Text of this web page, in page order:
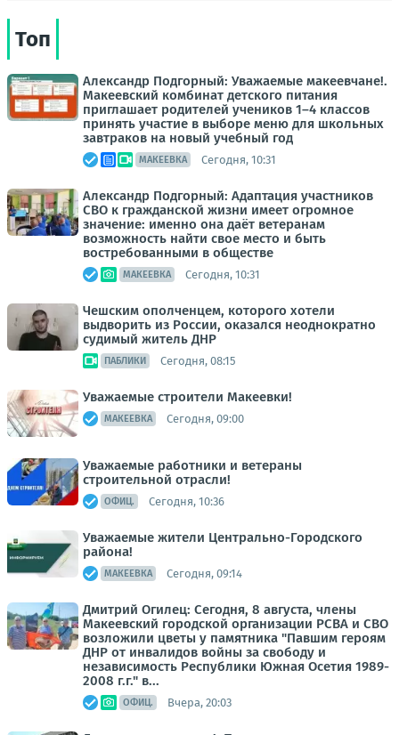
Топ
Александр Подгорный: Уважаемые макеевчане!.
Макеевский комбинат детского питания
приглашает родителей учеников 1–4 классов
принять участие в выборе меню для школьных
завтраков на новый учебный год
МАКЕЕВКА Сегодня, 10:31
Александр Подгорный: Адаптация участников
СВО к гражданской жизни имеет огромное
значение: именно она даёт ветеранам
возможность найти свое место и быть
востребованными в обществе
МАКЕЕВКА Сегодня, 10:31
Чешским ополченцем, которого хотели
выдворить из России, оказался неоднократно
судимый житель ДНР
ПАБЛИКИ Сегодня, 08:15
Уважаемые строители Макеевки!
МАКЕЕВКА Сегодня, 09:00
Уважаемые работники и ветераны
строительной отрасли!
ОФИЦ. Сегодня, 10:36
Уважаемые жители Центрально-Городского
района!
МАКЕЕВКА Сегодня, 09:14
Дмитрий Огилец: Сегодня, 8 августа, члены
Макеевский городской организации РСВА и СВО
возложили цветы у памятника "Павшим героям
ДНР от инвалидов войны за свободу и
независимость Республики Южная Осетия 1989-
2008 г.г." в...
ОФИЦ. Вчера, 20:03